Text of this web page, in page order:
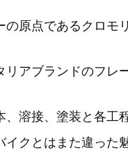
の原点であるクロモ
リアブランドのフレ
、溶接、塗装と各工
イクとはまた違った